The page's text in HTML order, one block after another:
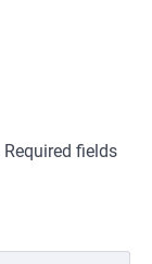
Required fields